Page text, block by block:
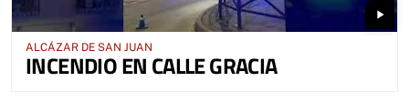
play_arrow
ALCÁZAR DE SAN JUAN
INCENDIO EN CALLE GRACIA